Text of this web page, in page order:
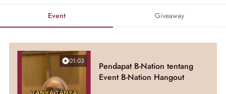
Event Giveaway
01:03
Pendapat B-Nation tentang
Event B-Nation Hangout